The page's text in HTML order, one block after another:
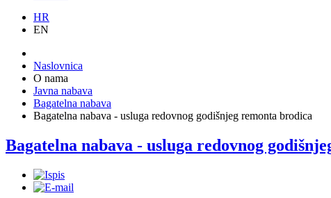
HR
EN
Naslovnica
O nama
Javna nabava
Bagatelna nabava
Bagatelna nabava - usluga redovnog godišnjeg remonta brodica
Bagatelna nabava - usluga redovnog